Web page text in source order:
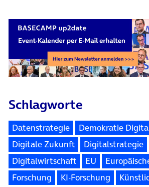
Schlagworte
Datenstrategie
Demokratie
Digitale Zukunft
Digitalstrategie
Digitalwirtschaft
EU
Forschung
KI-Forschung